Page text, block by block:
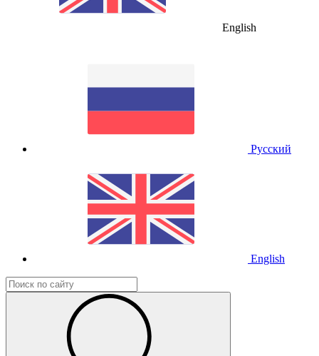
English
Русский
English